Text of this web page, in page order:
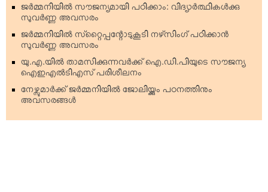
ജര്‍മ്മനിയില്‍ സൗജന്യമായി പഠിക്കാം: വിദ്യാര്‍ത്ഥികള്‍ക്കു
സുവര്‍ണ്ണ അവസരം
ജര്‍മ്മനിയില്‍ സ്‌റ്റൈപ്പന്റോടുകൂടി നഴ്‌സിംഗ് പഠിക്കാന്‍
സുവര്‍ണ്ണ അവസരം
യു.എ.യില്‍ താമസിക്കുന്നവര്‍ക്ക് ഐ.ഡി.പിയുടെ സൗജന്യ
ഐഇഎല്‍ടിഎസ് പരിശീലനം
നേഴ്സുമാര്‍ക്ക് ജര്‍മ്മനിയില്‍ ജോലിയ്ക്കും പഠനത്തിനും
അവസരങ്ങള്‍